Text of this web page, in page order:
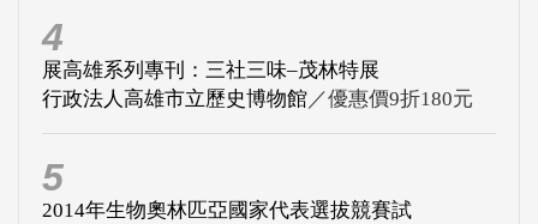
4
展高雄系列專刊：三社三味–茂林特展
行政法人高雄市立歷史博物館／優惠價9折180元
5
2014年生物奧林匹亞國家代表選拔競賽試